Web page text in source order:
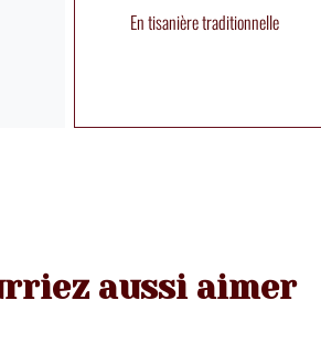
En tisanière traditionnelle
aussi aimer